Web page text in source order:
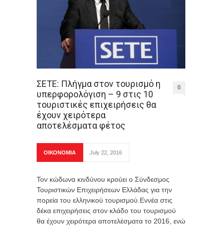
ΣΕΤΕ: Πλήγμα στον τουρισμό η
υπερφορολόγιση – 9 στις 10
τουριστικές επιχειρήσεις θα
έχουν χειρότερα
αποτελέσματα φέτος
0
ΟΙΚΟΝΟΜΙΑ July 22, 2016
Τον κώδωνα κινδύνου κρούει ο Σύνδεσμος
Τουριστικών Επιχειρήσεων Ελλάδας για την
πορεία του ελληνικού τουρισμού.Εννέα στις
δέκα επιχειρήσεις στον κλάδο του τουρισμού
θα έχουν χειρότερα αποτελέσματα το 2016, ενώ